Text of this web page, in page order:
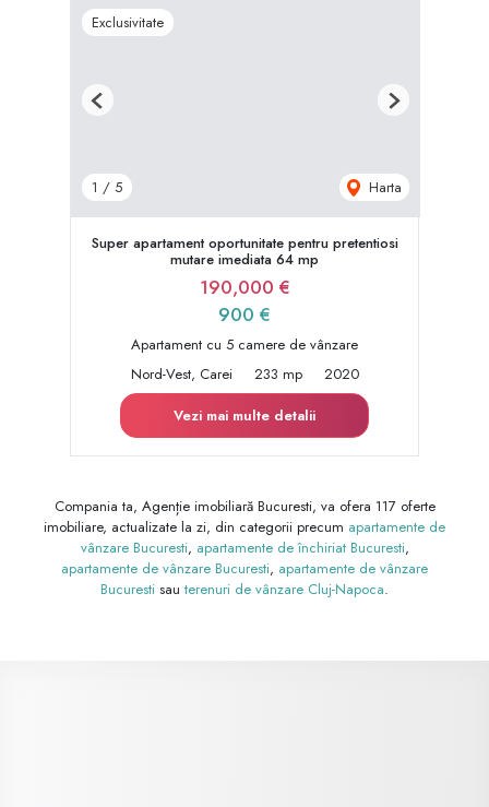
Exclusivitate
1 / 5 Harta
Previous Next
Super apartament oportunitate pentru pretentiosi
mutare imediata 64 mp
190,000 €
900 €
Apartament cu 5 camere de vânzare
Nord-Vest, Carei
233 mp
2020
Vezi mai multe detalii
Compania ta, Agenție imobiliară Bucuresti, va ofera 117 oferte
imobiliare, actualizate la zi, din categorii precum apartamente de
vânzare Bucuresti, apartamente de închiriat Bucuresti,
apartamente de vânzare Bucuresti, apartamente de vânzare
Bucuresti sau terenuri de vânzare Cluj-Napoca.